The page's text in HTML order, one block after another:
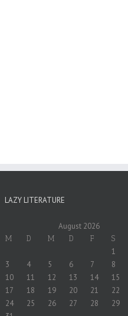
LAZY LITERATURE
August 2026
M D M D F S
1
3
4 5 6 7
8
10
11 12 13 14
15
17
18 19 20 21
22
24
25 26 27 28
29